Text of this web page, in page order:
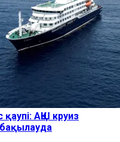
қаупі: АҚШ круиз